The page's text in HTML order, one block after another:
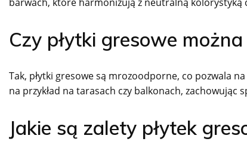
Czy płytki gresowe
Tak, płytki gresowe są mrozoodporne, co pozwala
na przykład na tarasach czy balkonach,
Jakie są zalety płytek